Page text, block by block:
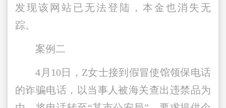
发现该网站已无法登陆，本金也消失无
踪。
案例二
4月10日，Z女士接到假冒使馆领保电话
的诈骗电话，以当事人被海关查出违禁品为